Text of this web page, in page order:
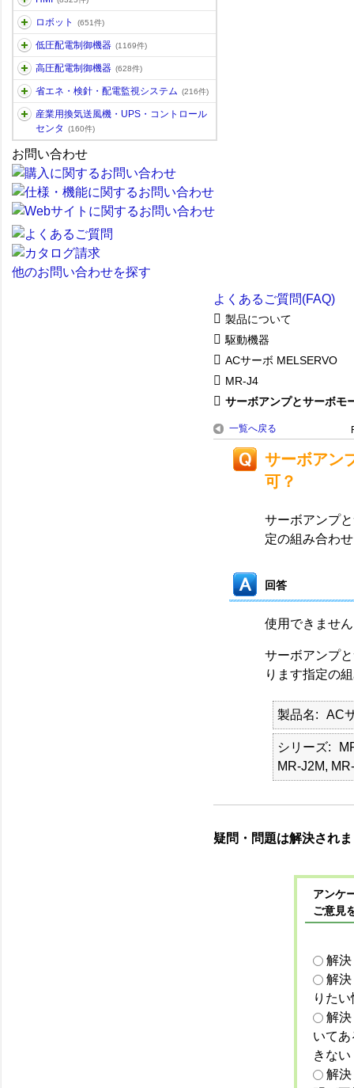
ロボット (651件)
低圧配電制御機器 (1169件)
高圧配電制御機器 (628件)
省エネ・検針・配電監視システム (216件)
産業用換気送風機・UPS・コントロール
センタ
(160件)
お問い合わせ
他のお問い合わせを探す
よくあるご質問(FAQ)
製品について
駆動機器
ACサーボ MELSERVO
MR-J4
サーボアンプとサーボモ
一覧へ戻る
サーボアン
可？
サーボアンプ
定の組み合わ
回答
使用できませ
サーボアンプ
ります指定の
製品名 AC
シリーズ
MR-J2M,
疑問・問題は解決され
アンケ
ご意見
解
解
りた
解
いて
きない
解